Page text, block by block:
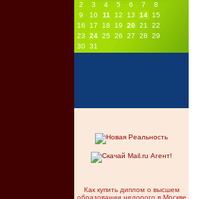
2
3 4 5 6 7
8
9
10 11 12 13 14
15
16
17 18 19 20 21
22
23
24 25 26 27 28
29
30 31
Как купить диплом о высшем
образовании недорого в Москве